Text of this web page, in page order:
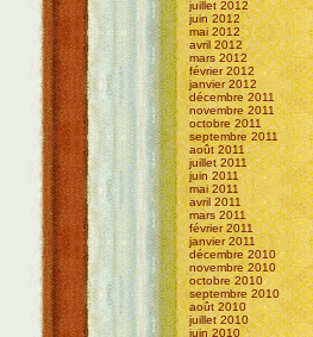
juillet 2012
juin 2012
mai 2012
avril 2012
mars 2012
février 2012
janvier 2012
décembre 2011
novembre 2011
octobre 2011
septembre 2011
août 2011
juillet 2011
juin 2011
mai 2011
avril 2011
mars 2011
février 2011
janvier 2011
décembre 2010
novembre 2010
octobre 2010
septembre 2010
août 2010
juillet 2010
juin 2010